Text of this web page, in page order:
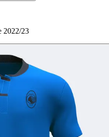
2022/23